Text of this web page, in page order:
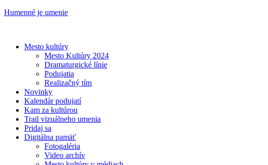
Humenné je umenie
Mesto kultúry
Mesto Kultúry 2024
Dramaturgické línie
Podujatia
Realizačný tím
Novinky
Kalendár podujatí
Kam za kultúrou
Trail vizuálneho umenia
Pridaj sa
Digitálna pamäť
Fotogaléria
Video archív